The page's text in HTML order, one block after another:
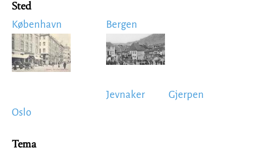
Sted
København
Image
Bergen
Image
Jevnaker
Gjerpen
Oslo
Tema